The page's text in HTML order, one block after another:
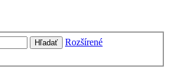
Hľadať
Rozšírené